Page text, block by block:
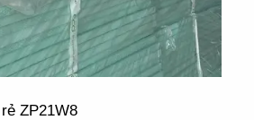
ZP21W8